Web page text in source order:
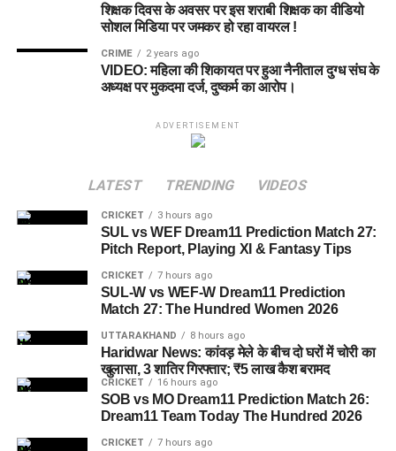
शिक्षक दिवस के अवसर पर इस शराबी शिक्षक का वीडियो
सोशल मिडिया पर जमकर हो रहा वायरल !
CRIME 2 years ago
VIDEO: महिला की शिकायत पर हुआ नैनीताल दुग्ध संघ के
अध्यक्ष पर मुकदमा दर्ज, दुष्कर्म का आरोप।
ADVERTISEMENT
LATEST TRENDING VIDEOS
CRICKET 3 hours ago
SUL vs WEF Dream11 Prediction Match 27:
Pitch Report, Playing XI & Fantasy Tips
CRICKET 7 hours ago
SUL-W vs WEF-W Dream11 Prediction
Match 27: The Hundred Women 2026
UTTARAKHAND 8 hours ago
Haridwar News: कांवड़ मेले के बीच दो घरों में चोरी का
खुलासा, 3 शातिर गिरफ्तार; ₹5 लाख कैश बरामद
CRICKET 16 hours ago
SOB vs MO Dream11 Prediction Match 26:
Dream11 Team Today The Hundred 2026
CRICKET 7 hours ago